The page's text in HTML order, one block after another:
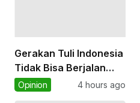
Gerakan Tuli Indonesia
Tidak Bisa Berjalan
Sendiri dan Feminisme
Opinion 4 hours ago